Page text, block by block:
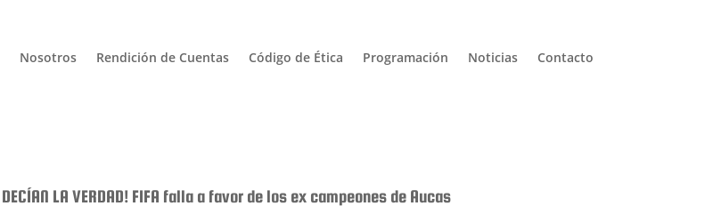
Nosotros Rendición de Cuentas Código de Ética Programación Noticias Contacto
DECÍAN LA VERDAD! FIFA falla a favor de los ex campeones de Aucas